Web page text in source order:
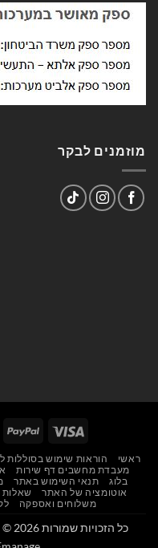
מוזמנים לבקר
Visa
ראשי הוראות שימוש בסוללות
מעבדת מחשבים דף שירות
בלוג
תנאי השימוש באתר
אוטומציה של האתר
שאלות
משלוחים ואספקה
כל הזכויות שמורות 2026 ©